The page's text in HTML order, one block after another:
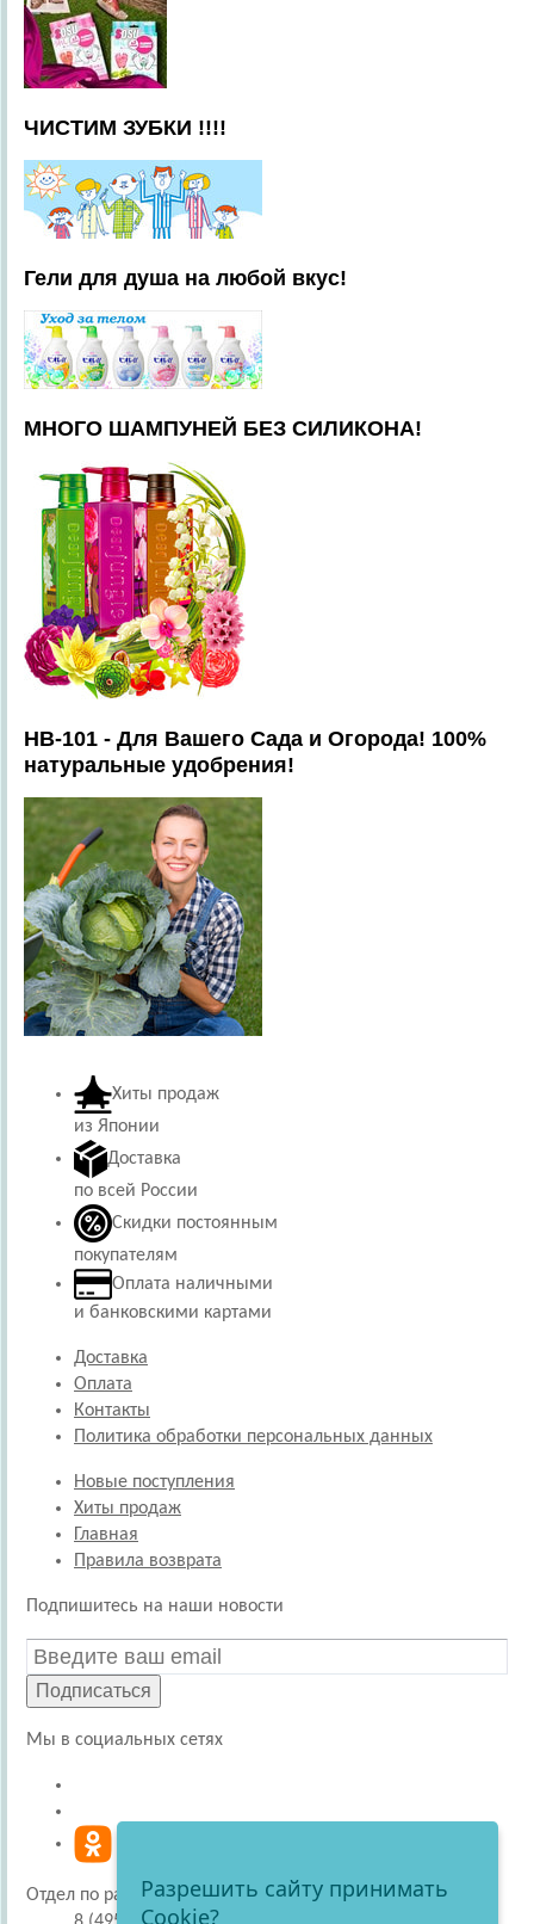
ЧИСТИМ ЗУБКИ !!!!
Гели для душа на любой вкус!
МНОГО ШАМПУНЕЙ БЕЗ СИЛИКОНА!
HB-101 - Для Вашего Сада и Огорода! 100%
натуральные удобрения!
Хиты продаж
из Японии
Доставка
по всей России
Скидки постоянным
покупателям
Оплата наличными
и банковскими картами
Доставка
Оплата
Контакты
Политика обработки персональных данных
Новые поступления
Хиты продаж
Главная
Правила возврата
Подпишитесь на наши новости
Подписаться
Мы в социальных сетях
Отдел по работе с покупателями
Разрешить сайту принимать
Cookie?